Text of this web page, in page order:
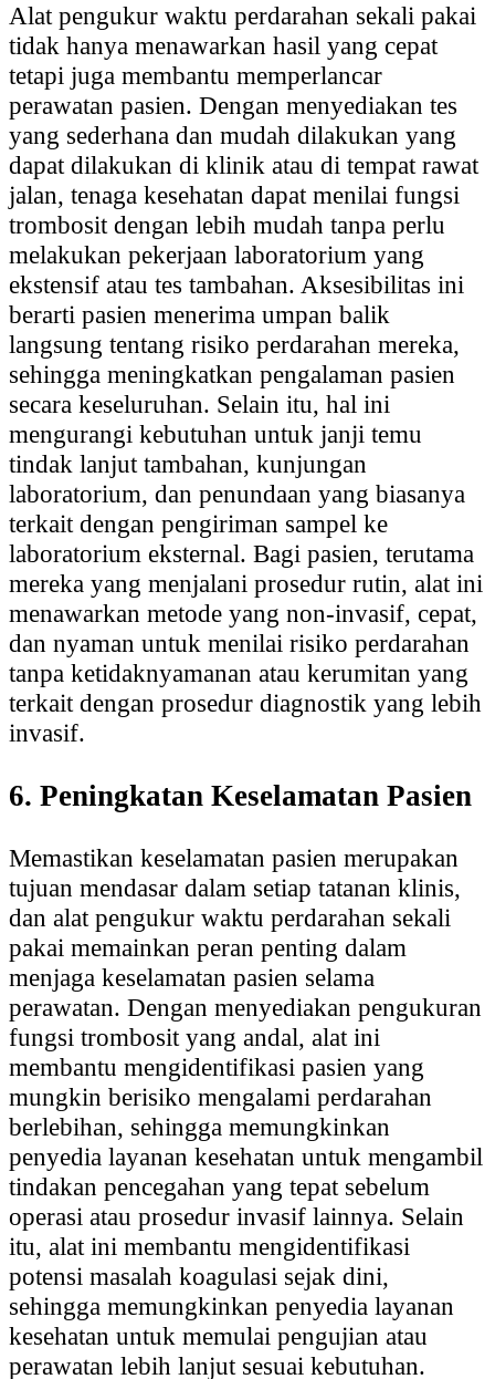
Alat pengukur waktu perdarahan sekali pakai
tidak hanya menawarkan hasil yang cepat
tetapi juga membantu memperlancar
perawatan pasien. Dengan menyediakan tes
yang sederhana dan mudah dilakukan yang
dapat dilakukan di klinik atau di tempat rawat
jalan, tenaga kesehatan dapat menilai fungsi
trombosit dengan lebih mudah tanpa perlu
melakukan pekerjaan laboratorium yang
ekstensif atau tes tambahan. Aksesibilitas ini
berarti pasien menerima umpan balik
langsung tentang risiko perdarahan mereka,
sehingga meningkatkan pengalaman pasien
secara keseluruhan. Selain itu, hal ini
mengurangi kebutuhan untuk janji temu
tindak lanjut tambahan, kunjungan
laboratorium, dan penundaan yang biasanya
terkait dengan pengiriman sampel ke
laboratorium eksternal. Bagi pasien, terutama
mereka yang menjalani prosedur rutin, alat ini
menawarkan metode yang non-invasif, cepat,
dan nyaman untuk menilai risiko perdarahan
tanpa ketidaknyamanan atau kerumitan yang
terkait dengan prosedur diagnostik yang lebih
invasif.
6. Peningkatan Keselamatan Pasien
Memastikan keselamatan pasien merupakan
tujuan mendasar dalam setiap tatanan klinis,
dan alat pengukur waktu perdarahan sekali
pakai memainkan peran penting dalam
menjaga keselamatan pasien selama
perawatan. Dengan menyediakan pengukuran
fungsi trombosit yang andal, alat ini
membantu mengidentifikasi pasien yang
mungkin berisiko mengalami perdarahan
berlebihan, sehingga memungkinkan
penyedia layanan kesehatan untuk mengambil
tindakan pencegahan yang tepat sebelum
operasi atau prosedur invasif lainnya. Selain
itu, alat ini membantu mengidentifikasi
potensi masalah koagulasi sejak dini,
sehingga memungkinkan penyedia layanan
kesehatan untuk memulai pengujian atau
perawatan lebih lanjut sesuai kebutuhan.